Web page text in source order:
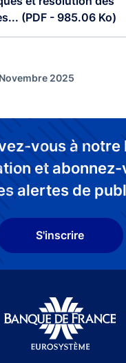
(PDF - 985.06 Ko)
2025
vous à notre
et abonnez-
alertes de
S'inscrire